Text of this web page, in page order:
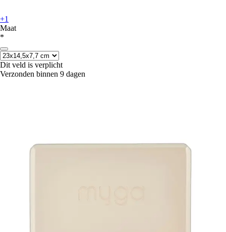
+1
Maat
*
Dit veld is verplicht
Verzonden binnen 9 dagen